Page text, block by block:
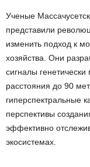
Ученые
представили
изменить подход к
хозяйства. Они
сигналы
расстояния до 90
гиперспектральные
перспективы
эффективно
экосистемах.